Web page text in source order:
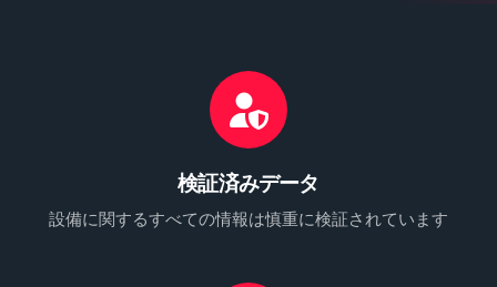
検証済みデータ
設備に関するすべての情報は慎重に検証されています